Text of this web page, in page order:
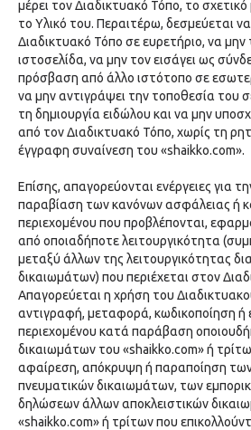
μέρει τον Διαδικτυακό Τόπο, το
το Υλικό του. Περαιτέρω, δεσμεύεται
Διαδικτυακό Τόπο σε ευρετήριο, να μην
ιστοσελίδα, να μην τον εισάγει ως
πρόσβαση από άλλο ιστότοπο σε
να μην αντιγράψει την τοποθεσία του
τη δημιουργία ειδώλου και να μην
από τον Διαδικτυακό Τόπο, χωρίς τη
έγγραφη συναίνεση του «shaikko.com».
Επίσης, απαγορεύονται ενέργειες για
παραβίαση των κανόνων ασφάλειας ή
περιεχομένου που προβλέπονται,
από οποιαδήποτε λειτουργικότητα
μεταξύ άλλων της λειτουργικότητας
δικαιωμάτων) που περιέχεται στον
Απαγορεύεται η χρήση του
αντιγραφή, μεταφορά, κωδικοποίηση
περιεχομένου κατά παράβαση
δικαιωμάτων του «shaikko.com» ή
αφαίρεση, απόκρυψη ή παραποίηση
πνευματικών δικαιωμάτων, των
δηλώσεων άλλων αποκλειστικών
«shaikko.com» ή τρίτων που